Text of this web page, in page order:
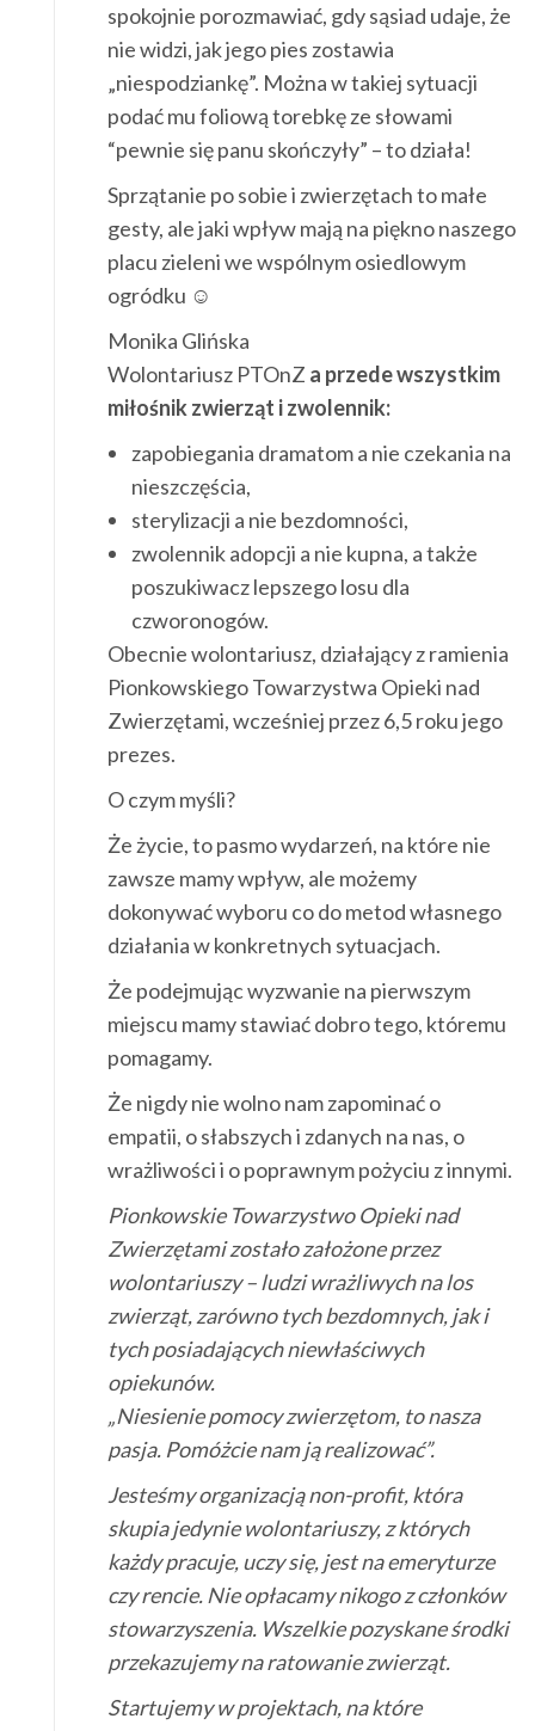
spokojnie porozmawiać, gdy sąsiad udaje, że
nie widzi, jak jego pies zostawia
„niespodziankę”. Można w takiej sytuacji
podać mu foliową torebkę ze słowami
“pewnie się panu skończyły” – to działa!
Sprzątanie po sobie i zwierzętach to małe
gesty, ale jaki wpływ mają na piękno naszego
placu zieleni we wspólnym osiedlowym
ogródku ☺
Monika Glińska
Wolontariusz PTOnZ a przede wszystkim
miłośnik zwierząt i zwolennik:
zapobiegania dramatom a nie czekania na
nieszczęścia,
sterylizacji a nie bezdomności,
zwolennik adopcji a nie kupna, a także
poszukiwacz lepszego losu dla
czworonogów.
Obecnie wolontariusz, działający z ramienia
Pionkowskiego Towarzystwa Opieki nad
Zwierzętami, wcześniej przez 6,5 roku jego
prezes.
O czym myśli?
Że życie, to pasmo wydarzeń, na które nie
zawsze mamy wpływ, ale możemy
dokonywać wyboru co do metod własnego
działania w konkretnych sytuacjach.
Że podejmując wyzwanie na pierwszym
miejscu mamy stawiać dobro tego, któremu
pomagamy.
Że nigdy nie wolno nam zapominać o
empatii, o słabszych i zdanych na nas, o
wrażliwości i o poprawnym pożyciu z innymi.
Pionkowskie Towarzystwo Opieki nad
Zwierzętami zostało założone przez
wolontariuszy – ludzi wrażliwych na los
zwierząt, zarówno tych bezdomnych, jak i
tych posiadających niewłaściwych
opiekunów.
„Niesienie pomocy zwierzętom, to nasza
pasja. Pomóżcie nam ją realizować”.
Jesteśmy organizacją non-profit, która
skupia jedynie wolontariuszy, z których
każdy pracuje, uczy się, jest na emeryturze
czy rencie. Nie opłacamy nikogo z członków
stowarzyszenia. Wszelkie pozyskane środki
przekazujemy na ratowanie zwierząt.
Startujemy w projektach, na które